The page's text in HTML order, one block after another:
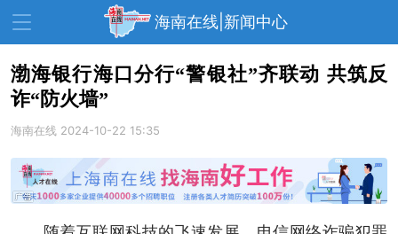
海南在线|新闻中心
资讯中心
教育 健康 房产
渤海银行海口分行“警银社”齐联动 共筑反
诈“防火墙”
海南在线 2024-10-22 15:35